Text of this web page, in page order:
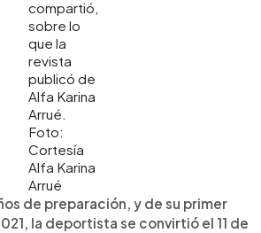
compartió,
sobre lo
que la
revista
publicó de
Alfa Karina
Arrué.
Foto:
Cortesía
Alfa Karina
Arrué
de preparación, y de su primer
la deportista se convirtió el 11 de